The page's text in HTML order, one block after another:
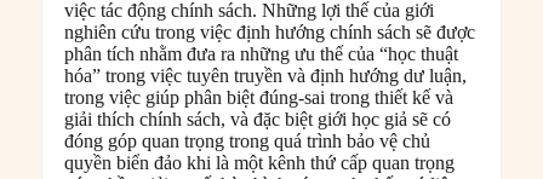
việc tác động chính sách. Những lợi thế của giới
nghiên cứu trong việc định hướng chính sách sẽ được
phân tích nhằm đưa ra những ưu thế của “học thuật
hóa” trong việc tuyên truyền và định hướng dư luận,
trong việc giúp phân biệt đúng-sai trong thiết kế và
giải thích chính sách, và đặc biệt giới học giả sẽ có
đóng góp quan trọng trong quá trình bảo vệ chủ
quyền biển đảo khi là một kênh thứ cấp quan trọng